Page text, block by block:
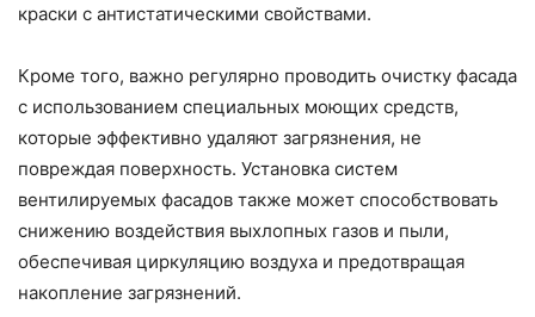
краски с антистатическими свойствами.
Кроме того, важно регулярно проводить очистку фасада
с использованием специальных моющих средств,
которые эффективно удаляют загрязнения, не
повреждая поверхность. Установка систем
вентилируемых фасадов также может способствовать
снижению воздействия выхлопных газов и пыли,
обеспечивая циркуляцию воздуха и предотвращая
накопление загрязнений.